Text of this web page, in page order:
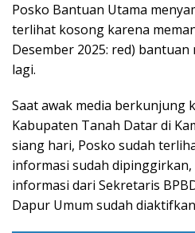
Posko Bantuan Utama
terlihat kosong karena
Desember 2025: red)
lagi.
Saat awak media berkunjung
Kabupaten Tanah Datar di
siang hari, Posko sudah
informasi sudah
informasi dari Sekretaris
Dapur Umum sudah